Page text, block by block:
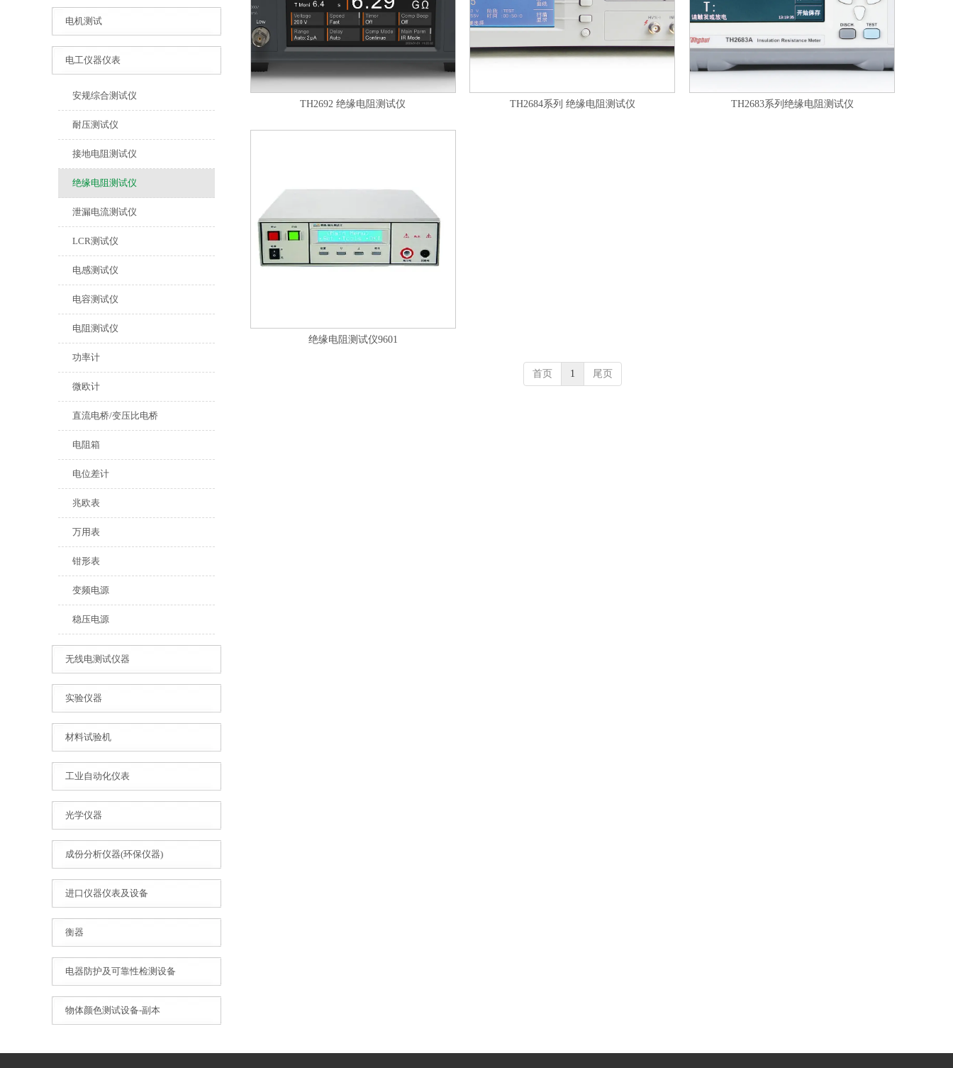
电机测试
电工仪器仪表
安规综合测试仪
耐压测试仪
接地电阻测试仪
绝缘电阻测试仪
泄漏电流测试仪
LCR测试仪
电感测试仪
电容测试仪
电阻测试仪
功率计
微欧计
直流电桥/变压比电桥
电阻箱
电位差计
兆欧表
万用表
钳形表
变频电源
稳压电源
无线电测试仪器
实验仪器
材料试验机
工业自动化仪表
光学仪器
成份分析仪器(环保仪器)
进口仪器仪表及设备
衡器
电器防护及可靠性检测设备
物体颜色测试设备-副本
TH2692 绝缘电阻测试仪 TH2684系列 绝缘电阻测试仪 TH2683系列绝缘电阻测试仪
绝缘电阻测试仪9601
首页 1 尾页